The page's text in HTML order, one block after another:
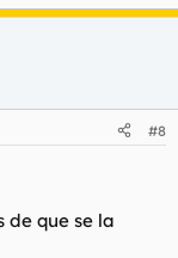
#8
de que se la